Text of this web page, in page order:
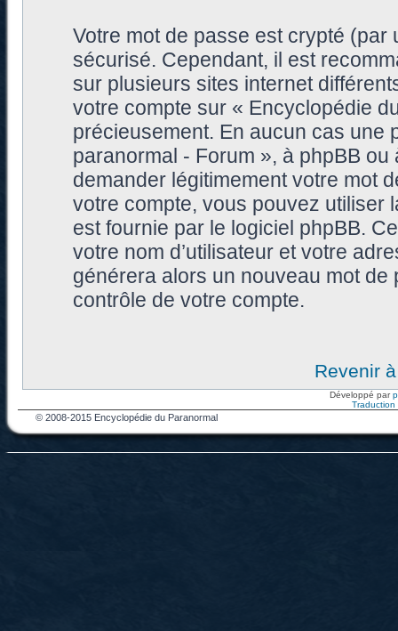
Votre mot de passe est crypté (par
sécurisé. Cependant, il est
sur plusieurs sites internet
votre compte sur « Encyclopédie
précieusement. En aucun cas une
paranormal - Forum », à phpBB
demander légitimement votre mot
votre compte, vous pouvez utiliser
est fournie par le logiciel phpBB.
votre nom d’utilisateur et votre
générera alors un nouveau mot
contrôle de votre compte.
Revenir
Développé par
Traduction
© 2008-2015 Encyclopédie du Paranormal